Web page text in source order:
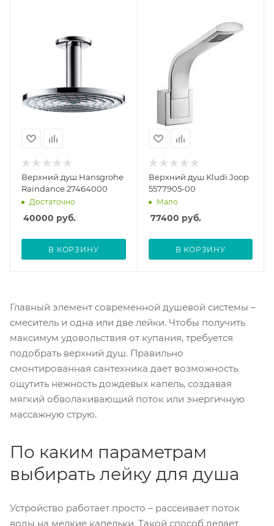
Верхний душ Hansgrohe
Raindance 27464000
Достаточно
40000 руб.
В КОРЗИНУ
Верхний душ Kludi Joop
5577905-00
Мало
77400 руб.
В КОРЗИНУ
Главный элемент современной душевой системы –
смеситель и одна или две лейки. Чтобы получить
максимум удовольствия от купания, требуется
подобрать верхний душ. Правильно
смонтированная сантехника дает возможность
ощутить нежность дождевых капель, создавая
мягкий обволакивающий поток или энергичную
массажную струю.
По каким параметрам
выбирать лейку для душа
Устройство работает просто – рассеивает поток
воды на мелкие капельки. Такой способ делает